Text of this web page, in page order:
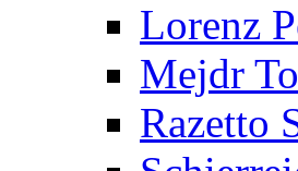
Lorenz
Mejdr
Razetto